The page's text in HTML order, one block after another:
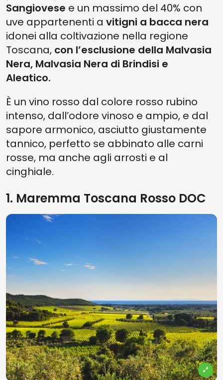
Sangiovese e un massimo del 40% con
uve appartenenti a vitigni a bacca nera
idonei alla coltivazione nella regione
Toscana, con l’esclusione della Malvasia
Nera, Malvasia Nera di Brindisi e
Aleatico.
È un vino rosso dal colore rosso rubino
intenso, dall’odore vinoso e ampio, e dal
sapore armonico, asciutto giustamente
tannico, perfetto se abbinato alle carni
rosse, ma anche agli arrosti e al
cinghiale.
1. Maremma Toscana Rosso DOC